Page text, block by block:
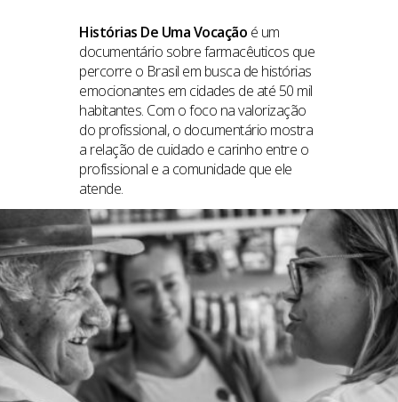
Histórias De Uma Vocação é um
documentário sobre farmacêuticos que
percorre o Brasil em busca de histórias
emocionantes em cidades de até 50 mil
habitantes. Com o foco na valorização
do profissional, o documentário mostra
a relação de cuidado e carinho entre o
profissional e a comunidade que ele
atende.